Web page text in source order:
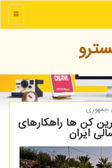
منو
جمهوری
کن ها راهکارهای
ایران